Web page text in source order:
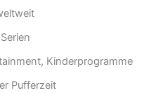
Kinderprogramme
Pufferzeit